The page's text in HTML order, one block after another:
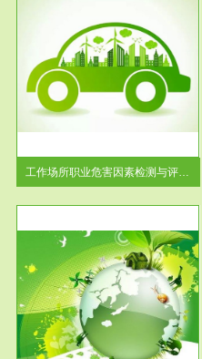
工作场所职业危害因素检测与评价...
服务范围
工作场所职业危害现状评价
【现状评价意义】：具体因素---
-通过质谱分析等多种手段明确
工作场...
服务范围
废气测试
检测范围工业废气检测包括有机